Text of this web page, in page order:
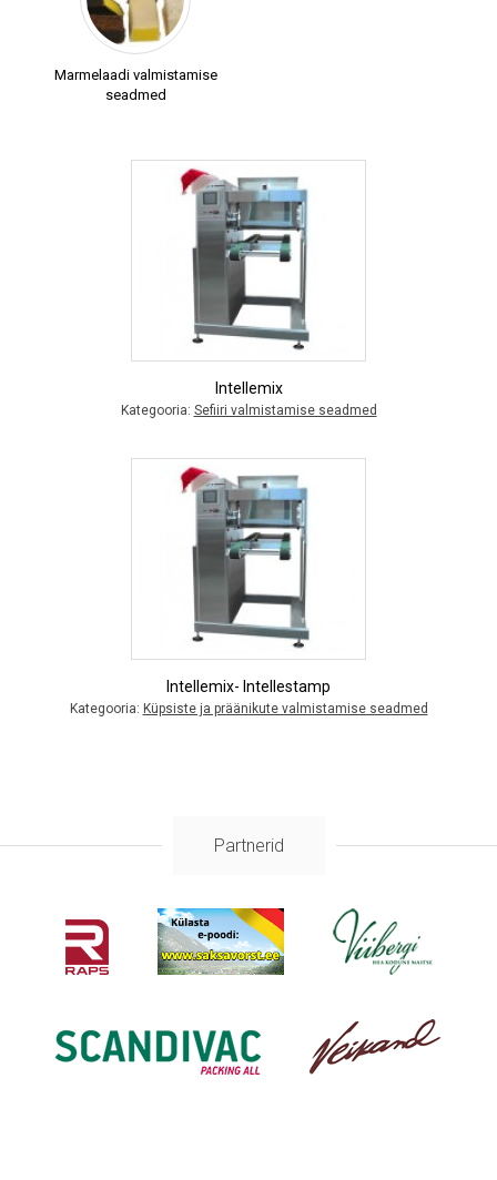
Marmelaadi valmistamise
seadmed
Intellemix
Kategooria: Sefiiri valmistamise seadmed
Intellemix- Intellestamp
Kategooria: Küpsiste ja präänikute valmistamise seadmed
Partnerid